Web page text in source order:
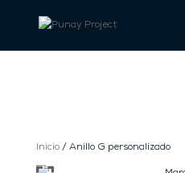
Inicio/ Anillo G personalizado